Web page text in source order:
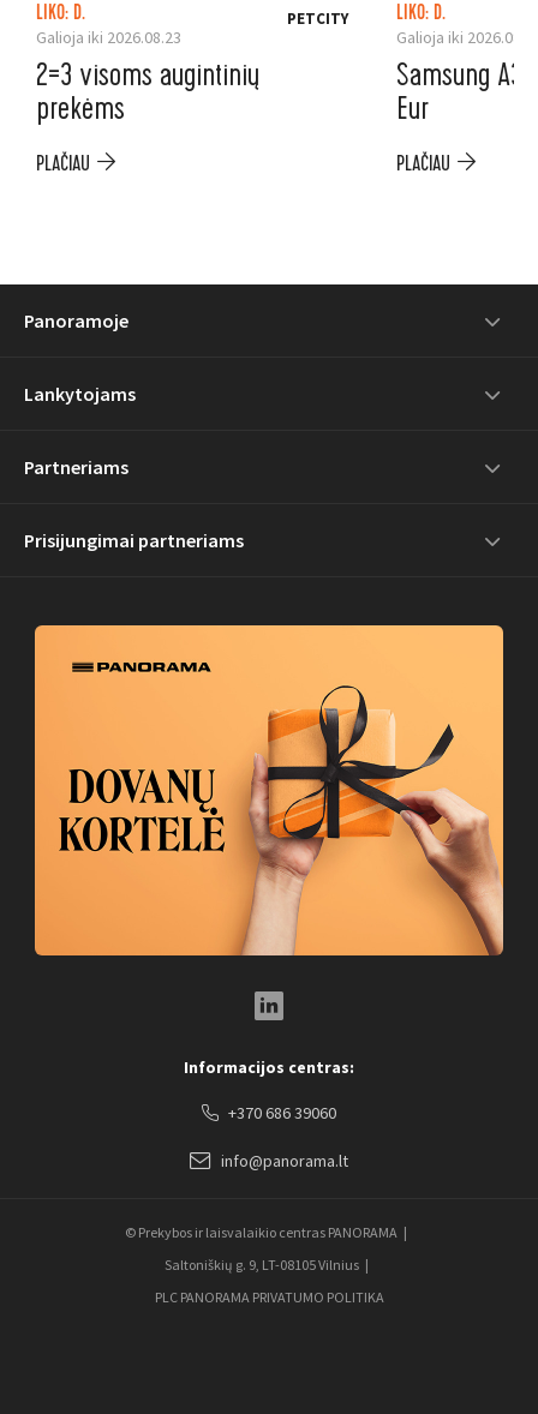
LIKO: D.
Galioja iki 2026.08.23
PETCITY
2=3 visoms augintinių
prekėms
PLAČIAU
LIKO: D.
Galioja iki
Samsung
Eur
PLAČIAU
Panoramoje
Lankytojams
Partneriams
Prisijungimai partneriams
Informacijos centras:
+370 686 39060
info@panorama.lt
© Prekybos ir laisvalaikio centras PANORAMA
Saltoniškių g. 9, LT-08105 Vilnius
PLC PANORAMA PRIVATUMO POLITIKA